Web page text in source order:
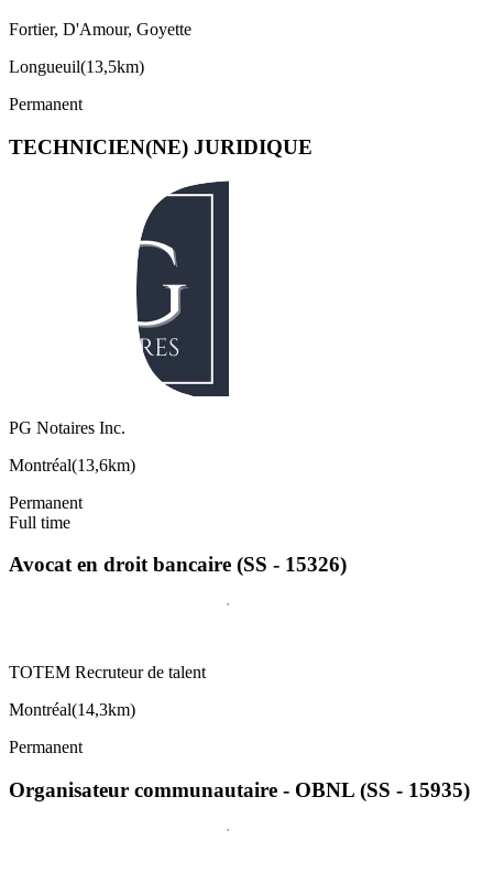
Fortier, D'Amour, Goyette
Longueuil(13,5km)
Permanent
TECHNICIEN(NE) JURIDIQUE
PG Notaires Inc.
Montréal(13,6km)
Permanent
Full time
Avocat en droit bancaire (SS - 15326)
TOTEM Recruteur de talent
Montréal(14,3km)
Permanent
Organisateur communautaire - OBNL (SS - 15935)